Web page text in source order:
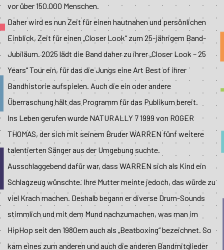
vor über 150.000 Menschen.
Daher wird es nun Zeit für einen hautnahen und persönlichen
Einblick, Zeit für einen „Closer Look“ zum 25-jährigem Band-
Jubiläum. 2025 lädt die Band daher zu ihrer „Closer Look – 25
Years“ Tour ein, für das die Jungs eine Art Best of ihrer
Bandhistorie aufspielen. Auch die ein oder andere
Überraschung hält das Programm für das Publikum bereit.
Ins Leben gerufen wurde NATURALLY 7 1999 von ROGER
THOMAS, der sich mit seinem Bruder WARREN fünf weitere
talentierten Sänger aus der Umgebung suchte.
Ausschlaggebend dafür war, dass WARREN sich als Kind ein
Schlagzeug wünschte. Ihre Mutter meinte jedoch, das würde zu
viel Krach machen. Deshalb begann er diverse Drum-Sounds
stimmlich und mit dem Mund nachzumachen, was man im
HipHop seit den 1980ern auch als „Beatboxing“ bezeichnet. So
kam eines zum anderen und auch die anderen Bandmitglieder